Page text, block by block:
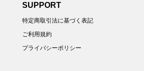
SUPPORT
特定商取引法に基づく表記
ご利用規約
プライバシーポリシー